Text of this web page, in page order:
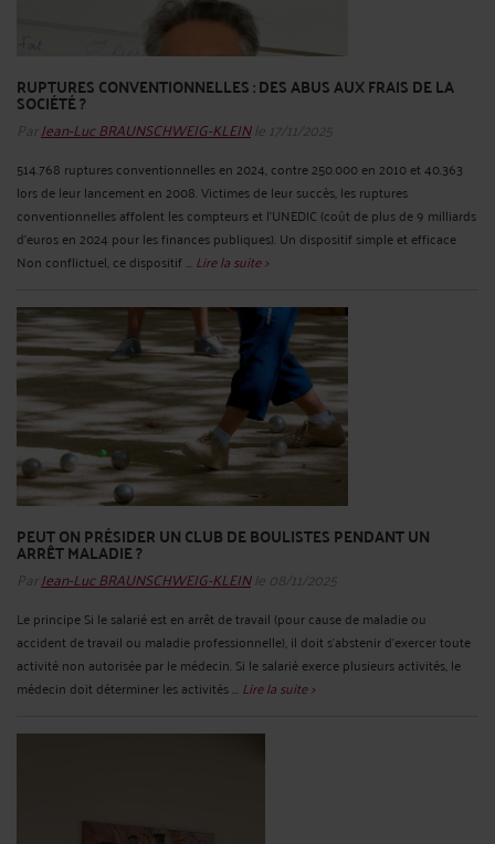
RUPTURES CONVENTIONNELLES : DES ABUS AUX FRAIS DE LA
SOCIÉTÉ ?
Par Jean-Luc BRAUNSCHWEIG-KLEINle 17/11/2025
514.768 ruptures conventionnelles en 2024, contre 250.000 en 2010 et 40.363
lors de leur lancement en 2008. Victimes de leur succès, les ruptures
conventionnelles affolent les compteurs et l’UNEDIC (coût de plus de 9 milliards
d’euros en 2024 pour les finances publiques). Un dispositif simple et efficace
Non conflictuel, ce dispositif ... Lire la suite >
PEUT ON PRÉSIDER UN CLUB DE BOULISTES PENDANT UN
ARRÊT MALADIE ?
Par Jean-Luc BRAUNSCHWEIG-KLEINle 08/11/2025
Le principe Si le salarié est en arrêt de travail (pour cause de maladie ou
accident de travail ou maladie professionnelle), il doit s'abstenir d'exercer toute
activité non autorisée par le médecin. Si le salarié exerce plusieurs activités, le
médecin doit déterminer les activités ... Lire la suite >